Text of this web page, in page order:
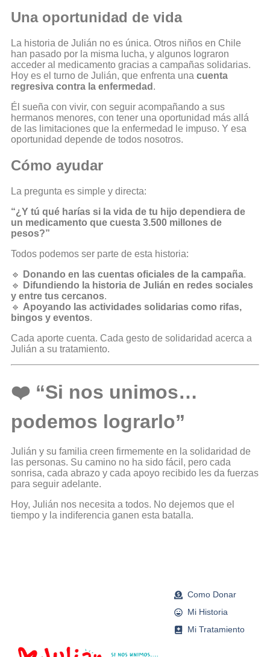
Una oportunidad de vida
La historia de Julián no es única. Otros niños en Chile
han pasado por la misma lucha, y algunos lograron
acceder al medicamento gracias a campañas solidarias.
Hoy es el turno de Julián, que enfrenta una cuenta
regresiva contra la enfermedad .
Él sueña con vivir, con seguir acompañando a sus
hermanos menores, con tener una oportunidad más allá
de las limitaciones que la enfermedad le impuso. Y esa
oportunidad depende de todos nosotros.
Cómo ayudar
La pregunta es simple y directa:
“¿Y tú qué harías si la vida de tu hijo dependiera de
un medicamento que cuesta 3.500 millones de
pesos?”
Todos podemos ser parte de esta historia:
🔹
Donando en las cuentas oficiales de la campaña.
🔹
Difundiendo la historia de Julián en redes sociales
y entre tus cercanos.
🔹 Apoyando las actividades solidarias como rifas,
bingos y eventos.
Cada aporte cuenta. Cada gesto de solidaridad acerca a
Julián a su tratamiento.
❤️ “Si nos unimos…
podemos lograrlo”
Julián y su familia creen firmemente en la solidaridad de
las personas. Su camino no ha sido fácil, pero cada
sonrisa, cada abrazo y cada apoyo recibido les da fuerzas
para seguir adelante.
Hoy, Julián nos necesita a todos. No dejemos que el
tiempo y la indiferencia ganen esta batalla.
Como Donar
Mi Historia
Mi Tratamiento